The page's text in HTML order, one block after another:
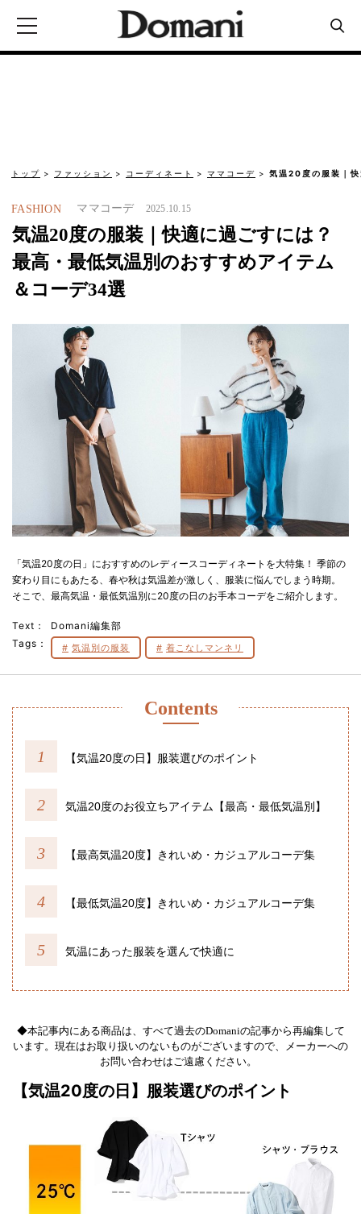
トップ ファッション コーディネート ママコーデ 気温20度の服装｜
FASHION ママコーデ 2025.10.15
気温20度の服装｜快適に過ごすには？
最高・最低気温別のおすすめアイテム
＆コーデ34選
「気温20度の日」におすすめのレディースコーディネートを大特集！ 季節の
変わり目にもあたる、春や秋は気温差が激しく、服装に悩んでしまう時期。
そこで、最高気温・最低気温別に20度の日のお手本コーデをご紹介します。
Text：
Domani編集部
Tags：
気温別の服装 着こなしマンネリ
Contents
【気温20度の日】服装選びのポイント
気温20度のお役立ちアイテム【最高・最低気温別】
【最高気温20度】きれいめ・カジュアルコーデ集
【最低気温20度】きれいめ・カジュアルコーデ集
気温にあった服装を選んで快適に
◆本記事内にある商品は、すべて過去のDomaniの記事から再編集して
います。現在はお取り扱いのないものがございますので、メーカーへの
お問い合わせはご遠慮ください。
【気温20度の日】服装選びのポイント